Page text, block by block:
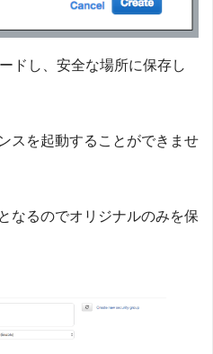
ドし、安全な場所に保存し
スを起動することができませ
なるのでオリジナルのみを保